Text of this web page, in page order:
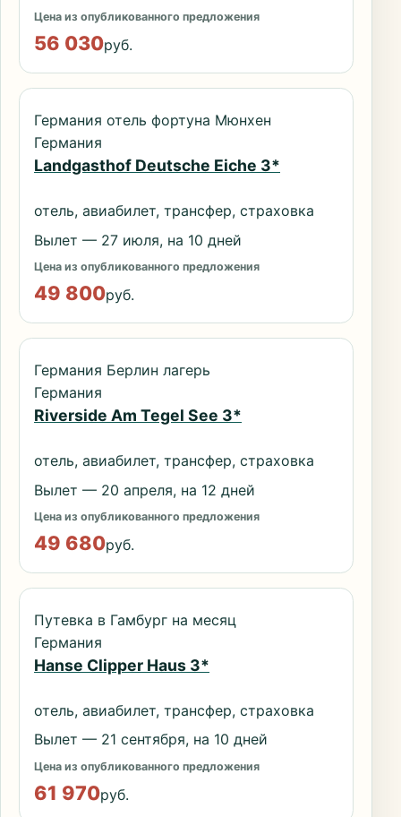
Цена из опубликованного предложения
56 030руб.
Германия отель фортуна Мюнхен
Германия
Landgasthof Deutsche Eiche 3*
отель, авиабилет, трансфер, страховка
Вылет — 27 июля, на 10 дней
Цена из опубликованного предложения
49 800руб.
Германия Берлин лагерь
Германия
Riverside Am Tegel See 3*
отель, авиабилет, трансфер, страховка
Вылет — 20 апреля, на 12 дней
Цена из опубликованного предложения
49 680руб.
Путевка в Гамбург на месяц
Германия
Hanse Clipper Haus 3*
отель, авиабилет, трансфер, страховка
Вылет — 21 сентября, на 10 дней
Цена из опубликованного предложения
61 970руб.